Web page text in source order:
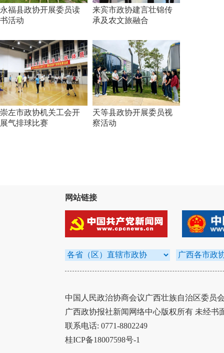
永福县政协开展委员读
书活动
来宾市政协建言壮锦传
承及农文旅融合
崇左市政协机关工会开
展气排球比赛
天等县政协开展委员视
察活动
网站链接
中国人民政治协商会议广西壮族自治区委员
广西政协报社新闻网络中心版权所有 未经书
联系电话: 0771-8802249
桂ICP备18007598号-1